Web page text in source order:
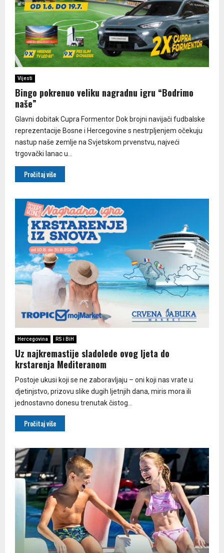
Vijesti
Bingo pokrenuo veliku nagradnu igru “Bodrimo
naše”
Glavni dobitak Cupra Formentor Dok brojni navijači fudbalske
reprezentacije Bosne i Hercegovine s nestrpljenjem očekuju
nastup naše zemlje na Svjetskom prvenstvu, najveći
trgovački lanac u...
Pročitaj više
Hercegovina RS i BiH
Uz najkremastije sladolede ovog ljeta do
krstarenja Mediteranom
Postoje ukusi koji se ne zaboravljaju – oni koji nas vrate u
djetinjstvo, prizovu slike dugih ljetnjih dana, miris mora ili
jednostavno donesu trenutak čistog...
Pročitaj više